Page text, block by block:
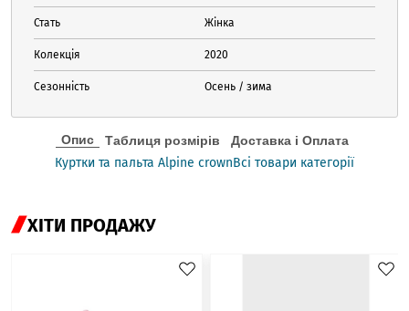
Стать Жінка
Колекція 2020
Сезонність Осень / зима
Опис Таблиця розмірів Доставка і Оплата
Куртки та пальта Alpine crownВсі товари категорії
ХІТИ ПРОДАЖУ